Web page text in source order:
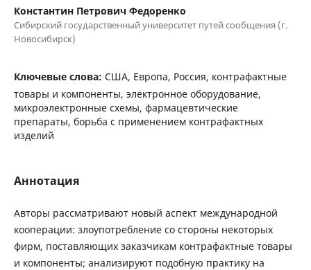
Константин Петрович Федоренко
Сибирский государственный университет путей сообщения (г.
Новосибирск)
Ключевые слова: США, Европа, Россия, контрафактные
товары и компоненты, электронное оборудование,
микроэлектронные схемы, фармацевтические
препараты, борьба с применением контрафактных
изделий
Аннотация
Авторы рассматривают новый аспект международной
кооперации: злоупотребление со стороны некоторых
фирм, поставляющих заказчикам контрафактные товары
и компоненты; анализируют подобную практику на